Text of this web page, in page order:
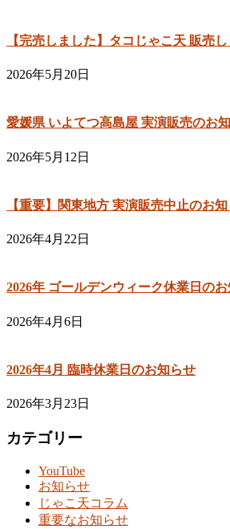
【完売しました】タコじゃこ天 販売し
2026年5月20日
愛媛県 いよてつ高島屋 実演販売のお
2026年5月12日
【重要】関東地方 実演販売中止のお
2026年4月22日
2026年 ゴールデンウィーク休業日の
2026年4月6日
2026年4月 臨時休業日のお知らせ
2026年3月23日
カテゴリー
YouTube
お知らせ
じゃこ天コラム
重要なお知らせ